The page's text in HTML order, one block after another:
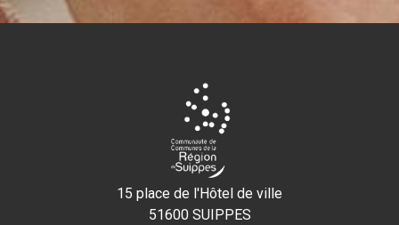
15 place de l'Hôtel de ville
51600 SUIPPES